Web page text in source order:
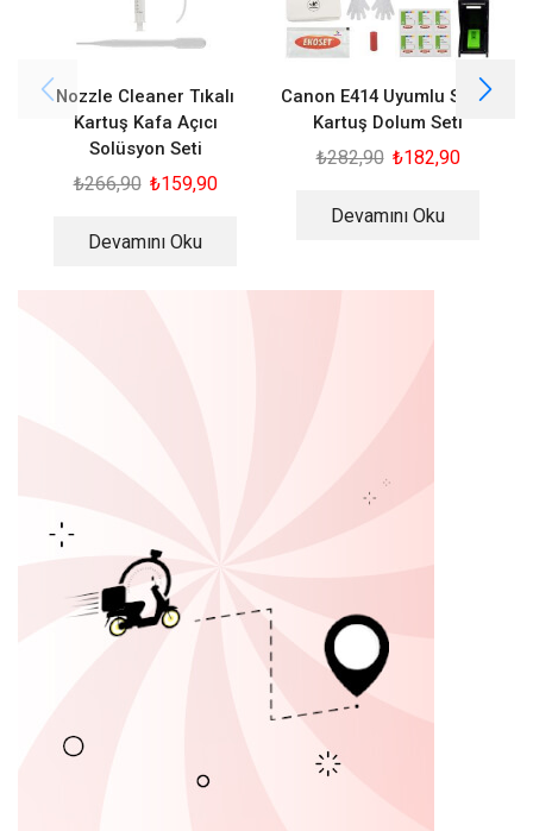
Nozzle Cleaner Tıkalı
Kartuş Kafa Açıcı
Solüsyon Seti
₺266,90 ₺159,90
Devamını Oku
Canon E414 Uyumlu Siyah
Kartuş Dolum Seti
₺282,90 ₺182,90
Devamını Oku